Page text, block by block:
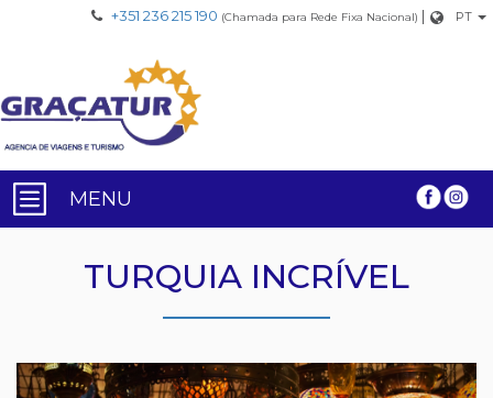
+351 236 215 190 (Chamada para Rede Fixa Nacional) | PT
MENU
TURQUIA INCRÍVEL
Previous Next